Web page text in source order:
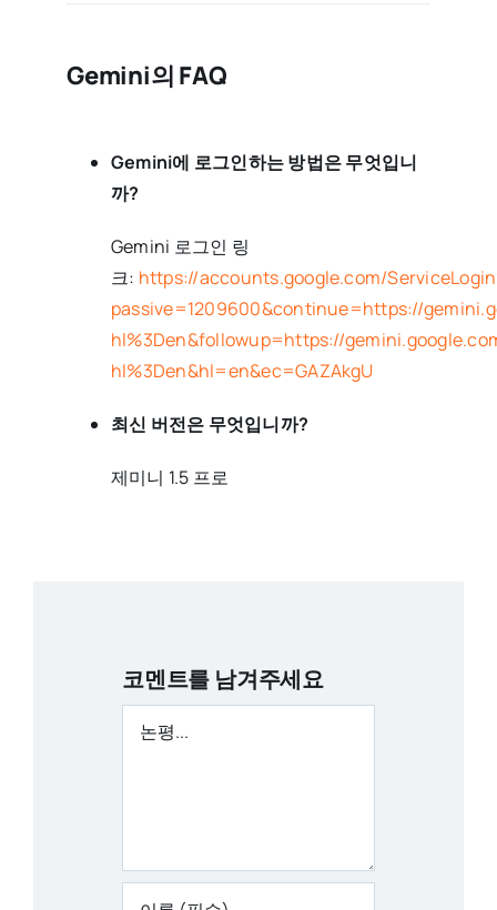
Gemini의 FAQ
Gemini에 로그인하는 방법은 무엇입니
까?
Gemini 로그인 링
크: https://accounts.google.com/
passive=1209600&continue=https://
hl%3Den&followup=https://
hl%3Den&hl=en&ec=GAZAkgU
최신 버전은 무엇입니까?
제미니 1.5 프로
코멘트를 남겨주세요